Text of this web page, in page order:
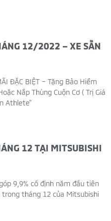
12/2022 – XE SẴN
ĐẶC BIỆT – Tặng Bảo Hiểm
Nắp Thùng Cuộn Cơ ( Trị Giá
Athlete”
12 TẠI MITSUBISHI
9,9% cố định năm đầu tiên
tháng 12 của Mitsubishi